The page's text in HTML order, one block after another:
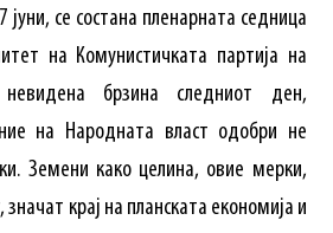
се состана пленарната седница
на Комунистичката партија на
брзина следниот ден,
на Народната власт одобри не
Земени како целина, овие мерки,
крај на планската економија и